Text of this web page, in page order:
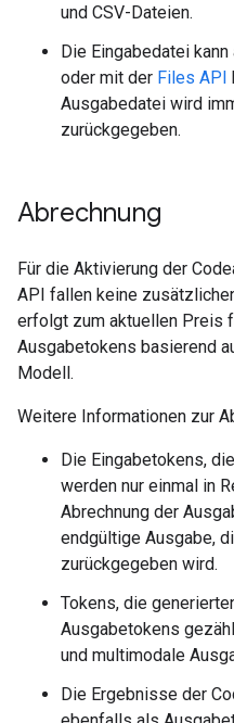
und CSV-Dateien.
Die Eingabedatei
oder mit der Files API
Ausgabedatei wird
zurückgegeben.
Abrechnung
Für die Aktivierung der
API fallen keine
erfolgt zum aktuellen Preis
Ausgabetokens basierend
Modell.
Weitere Informationen zur
Die Eingabetokens,
werden nur einmal in
Abrechnung der
endgültige Ausgabe,
zurückgegeben wird.
Tokens, die
Ausgabetokens
und multimodale
Die Ergebnisse der